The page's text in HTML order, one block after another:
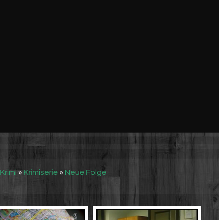
Krimi»Krimiserie » Neue Folge